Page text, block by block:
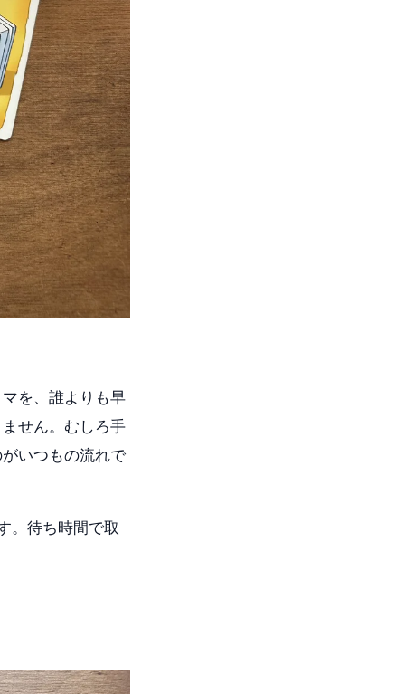
を、誰よりも早
せん。むしろ手
いつもの流れで
。待ち時間で取